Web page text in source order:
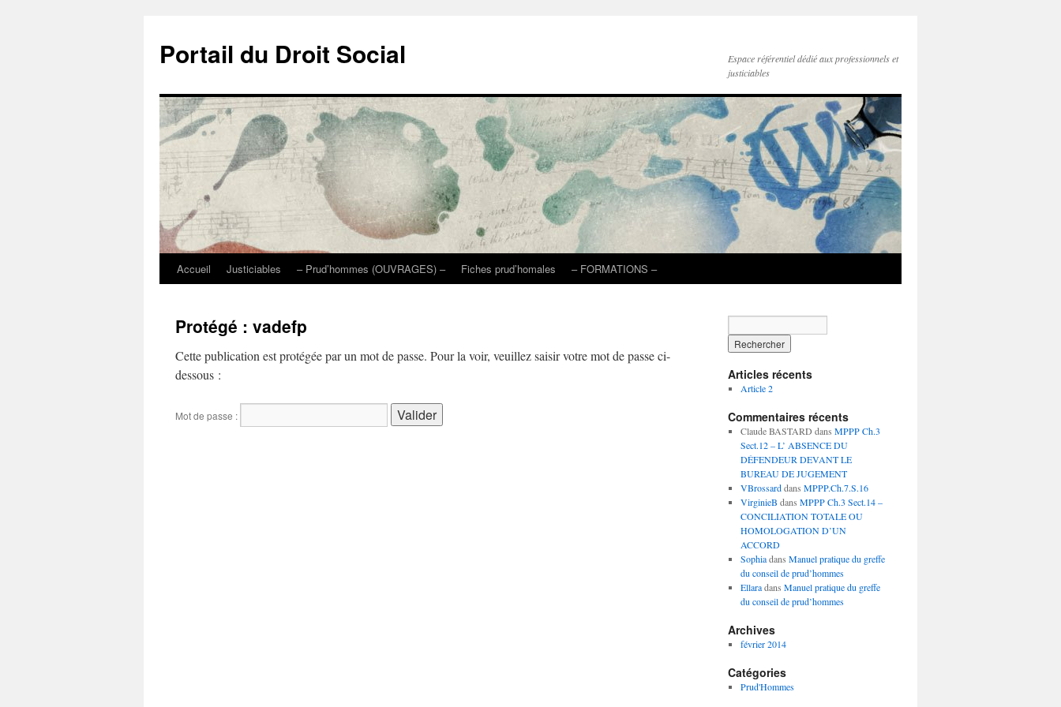
Portail du Droit Social
Espace référentiel dédié aux professionnels et
justiciables
Aller
contenu
Accueil Justiciables – Prud’hommes (OUVRAGES) – Fiches prud’homales – FORMATIONS –
Protégé : vadefp
Cette publication est protégée par un mot de passe. Pour la voir, veuillez saisir votre mot de passe ci-
dessous :
Mot de passe :
Articles récents
Article 2
Commentaires récents
Claude BASTARD dans MPPP Ch.3
Sect.12 – L’ ABSENCE DU
DÉFENDEUR DEVANT LE
BUREAU DE JUGEMENT
VBrossarddans MPPP.Ch.7.S.16
VirginieB dans MPPP Ch.3 Sect.14 –
CONCILIATION TOTALE OU
HOMOLOGATION D’UN
ACCORD
Sophiadans Manuel pratique du greffe
du conseil de prud’hommes
Ellaradans Manuel pratique du greffe
du conseil de prud’hommes
Archives
février 2014
Catégories
Prud'Hommes